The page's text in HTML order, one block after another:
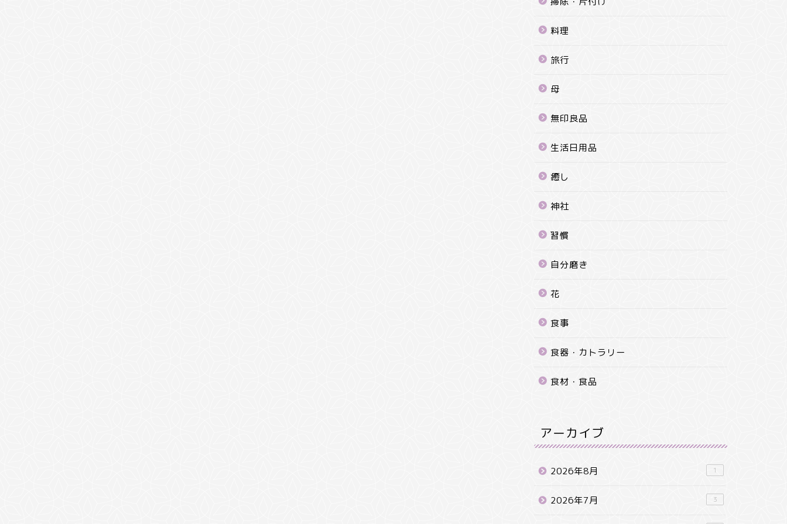
料理
旅行
母
無印良品
生活日用品
癒し
神社
習慣
自分磨き
花
食事
食器・カトラリー
食材・食品
アーカイブ
2026年8月 1
2026年7月 3